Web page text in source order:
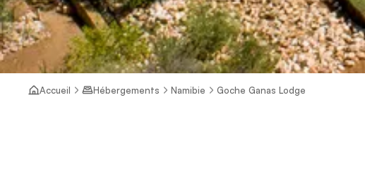
Accueil Hébergements Namibie Goche Ganas Lodge